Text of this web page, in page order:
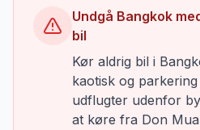
Undgå Bangkok
bil
Kør aldrig bil i
kaotisk og
udflugter udenfor
at køre fra Don